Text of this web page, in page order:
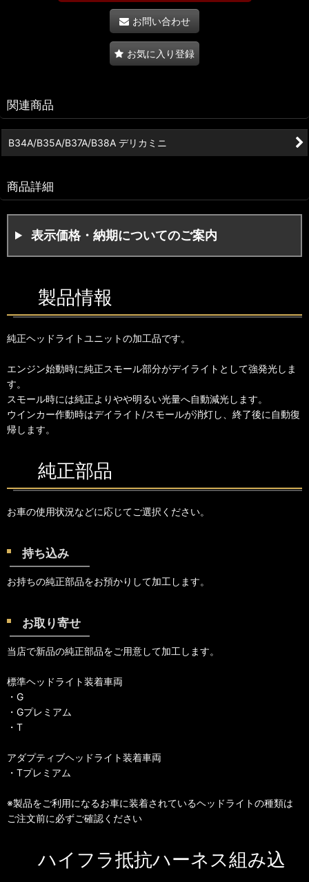
お問い合わせ
お気に入り登録
関連商品
B34A/B35A/B37A/B38A デリカミニ
商品詳細
表示価格・納期についてのご案内
製品情報
純正ヘッドライトユニットの加工品です。
エンジン始動時に純正スモール部分がデイライトとして強発光しま
す。
スモール時には純正よりやや明るい光量へ自動減光します。
ウインカー作動時はデイライト/スモールが消灯し、終了後に自動復
帰します。
純正部品
お車の使用状況などに応じてご選択ください。
持ち込み
お持ちの純正部品をお預かりして加工します。
お取り寄せ
当店で新品の純正部品をご用意して加工します。
標準ヘッドライト装着車両
・G
・Gプレミアム
・T
アダプティブヘッドライト装着車両
・Tプレミアム
※製品をご利用になるお車に装着されているヘッドライトの種類は
ご注文前に必ずご確認ください
ハイフラ抵抗ハーネス組み込